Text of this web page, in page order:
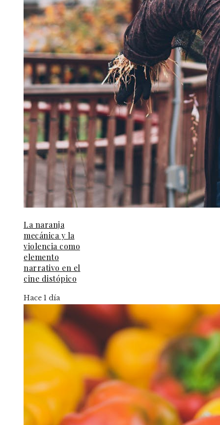
La naranja
mecánica y la
violencia como
elemento
narrativo en el
cine distópico
Hace 1 día